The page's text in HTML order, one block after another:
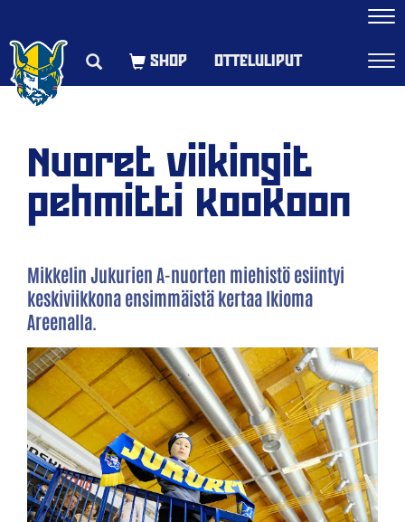
OTTELULIPUT
Nuoret viikingit
pehmitti KooKoon
​Mikkelin Jukurien A-nuorten miehistö esiintyi
keskiviikkona ensimmäistä kertaa Ikioma
Areenalla.